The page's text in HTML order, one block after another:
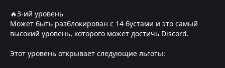
🔥3-ий уровень
Может быть разблокирован с 14 бустами и это самый
высокий уровень, которого может достичь Discord.
Этот уровень открывает следующие льготы: